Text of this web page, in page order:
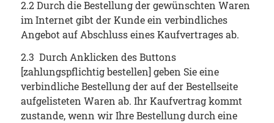
2.2 Durch die Bestellung der gewünschten Waren
im Internet gibt der Kunde ein verbindliches
Angebot auf Abschluss eines Kaufvertrages ab.
2.3 Durch Anklicken des Buttons
[zahlungspflichtig bestellen] geben Sie eine
verbindliche Bestellung der auf der Bestellseite
aufgelisteten Waren ab. Ihr Kaufvertrag kommt
zustande, wenn wir Ihre Bestellung durch eine